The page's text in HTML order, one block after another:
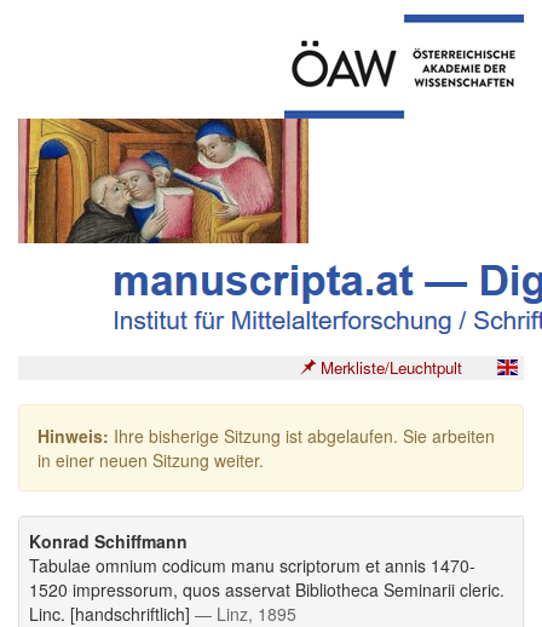
Merkliste/Leuchtpult
Hinweis: Ihre bisherige Sitzung ist abgelaufen. Sie arbeiten
in einer neuen Sitzung weiter.
Konrad Schiffmann
Tabulae omnium codicum manu scriptorum et annis 1470-
1520 impressorum, quos asservat Bibliotheca Seminarii cleric.
Linc. [handschriftlich] — Linz, 1895